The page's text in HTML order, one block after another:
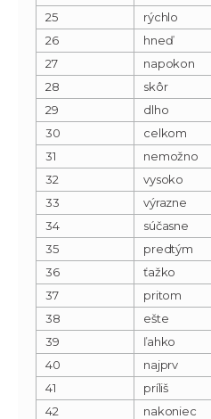
25
rýchlo
26
hneď
27
napokon
28
skôr
29
dlho
30
celkom
31
nemožno
32
vysoko
33
výrazne
34
súčasne
35
predtým
36
ťažko
37
pritom
38
ešte
39
ľahko
40
najprv
41
príliš
42
nakoniec